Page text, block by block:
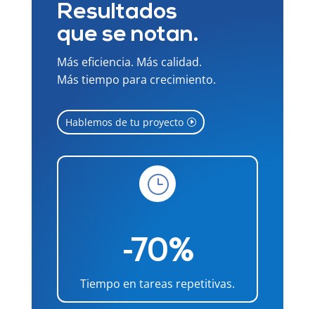
Resultados
que se notan.
Más eficiencia. Más calidad.
Más tiempo para crecimiento.
Hablemos de tu proyecto
}
-70%
Tiempo en tareas repetitivas.